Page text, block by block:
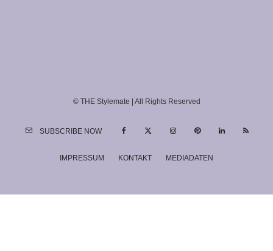
© THE Stylemate | All Rights Reserved
SUBSCRIBE NOW
IMPRESSUM KONTAKT MEDIADATEN